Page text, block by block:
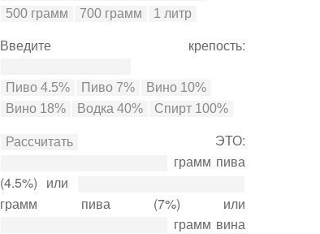
Введите крепость:
ЭТО:
грамм пива
(4.5%) или
грамм пива (7%) или
грамм вина